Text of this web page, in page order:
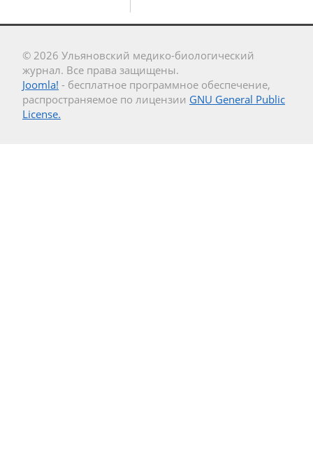
© 2026 Ульяновский медико-биологический
журнал. Все права защищены.
Joomla! - бесплатное программное обеспечение,
распространяемое по лицензии GNU General Public
License.